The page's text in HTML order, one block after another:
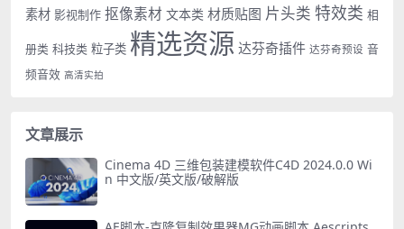
素材 影视制作 抠像素材 文本类 材质贴图 片头类 特效类 相
册类 科技类 粒子类 精选资源 达芬奇插件 达芬奇预设 音
频音效 高清实拍
文章展示
Cinema 4D 三维包装建模软件C4D 2024.0.0 Wi
n 中文版/英文版/破解版